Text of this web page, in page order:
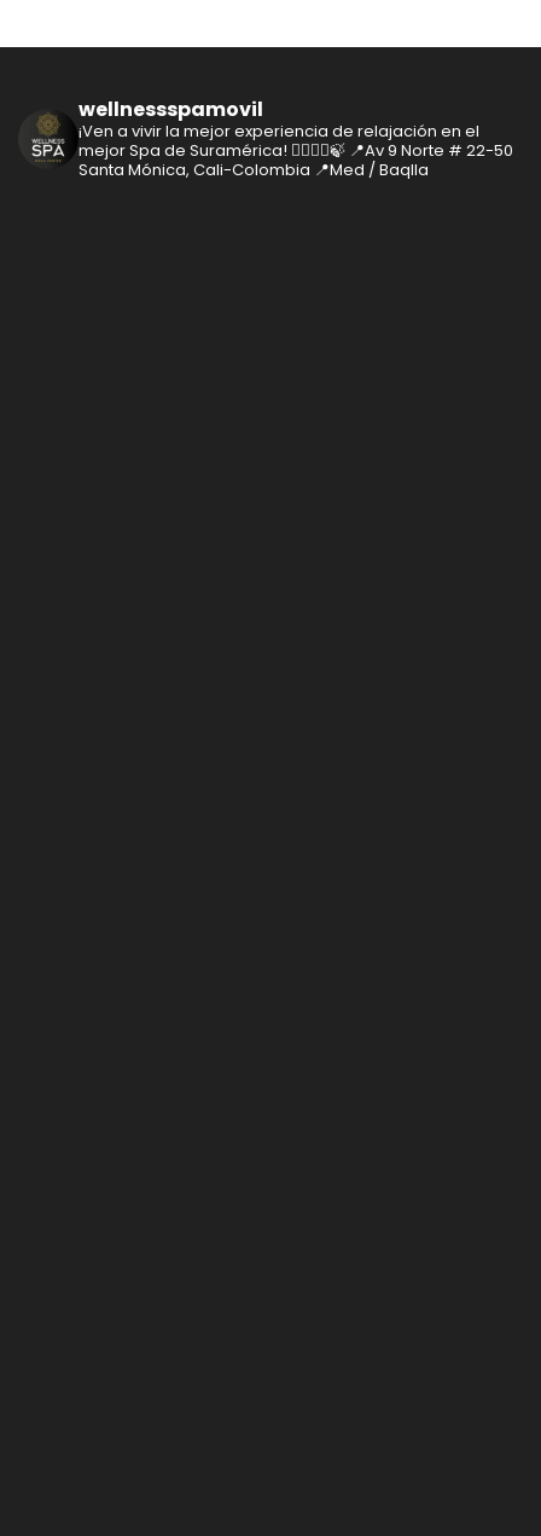
wellnessspamovil
¡Ven a vivir la mejor experiencia de relajación en el
mejor Spa de Suramérica! 🧘‍♂️🧘‍♀️🍃 📍Av 9 Norte # 22-50
Santa Mónica, Cali-Colombia 📍Med / Baqlla